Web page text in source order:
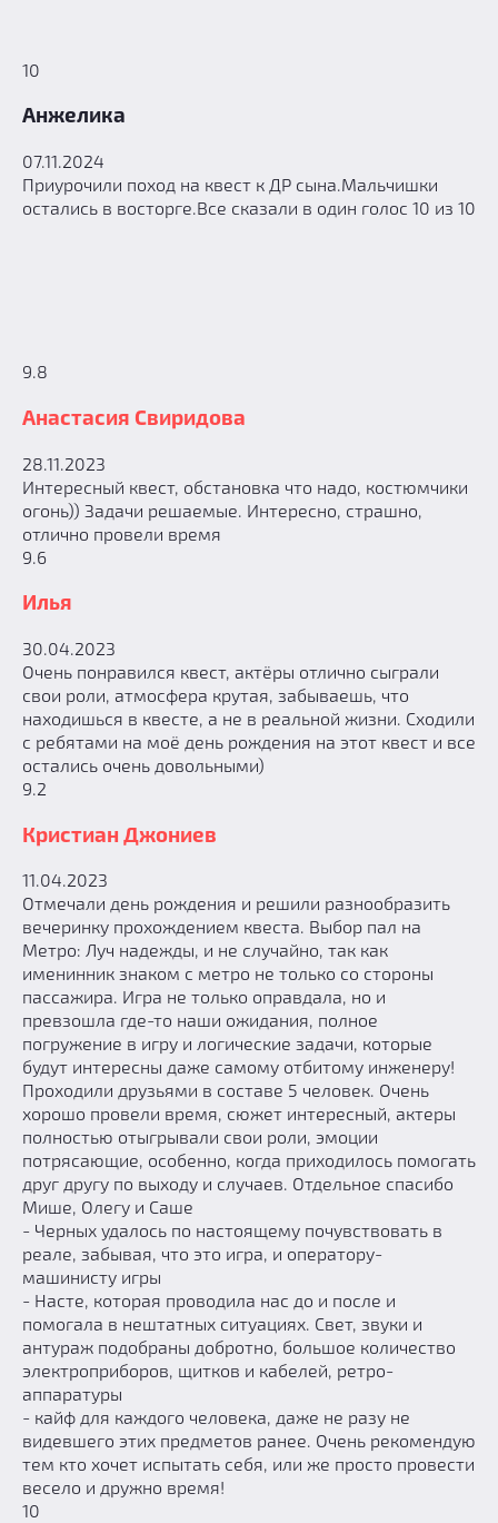
10
Анжелика
07.11.2024
Приурочили поход на квест к ДР сына.Мальчишки
остались в восторге.Все сказали в один голос 10 из 10
9.8
Анастасия Свиридова
28.11.2023
Интересный квест, обстановка что надо, костюмчики
огонь)) Задачи решаемые. Интересно, страшно,
отлично провели время
9.6
Илья
30.04.2023
Очень понравился квест, актёры отлично сыграли
свои роли, атмосфера крутая, забываешь, что
находишься в квесте, а не в реальной жизни. Сходили
с ребятами на моё день рождения на этот квест и все
остались очень довольными)
9.2
Кристиан Джониев
11.04.2023
Отмечали день рождения и решили разнообразить
вечеринку прохождением квеста. Выбор пал на
Метро: Луч надежды, и не случайно, так как
именинник знаком с метро не только со стороны
пассажира. Игра не только оправдала, но и
превзошла где-то наши ожидания, полное
погружение в игру и логические задачи, которые
будут интересны даже самому отбитому инженеру!
Проходили друзьями в составе 5 человек. Очень
хорошо провели время, сюжет интересный, актеры
полностью отыгрывали свои роли, эмоции
потрясающие, особенно, когда приходилось помогать
друг другу по выходу и случаев. Отдельное спасибо
Мише, Олегу и Саше
- Черных удалось по настоящему почувствовать в
реале, забывая, что это игра, и оператору-
машинисту игры
- Насте, которая проводила нас до и после и
помогала в нештатных ситуациях. Свет, звуки и
антураж подобраны добротно, большое количество
электроприборов, щитков и кабелей, ретро-
аппаратуры
- кайф для каждого человека, даже не разу не
видевшего этих предметов ранее. Очень рекомендую
тем кто хочет испытать себя, или же просто провести
весело и дружно время!
10